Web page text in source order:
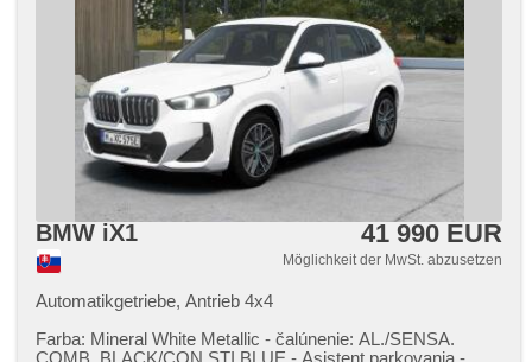
BMW iX1 41 990 EUR
Möglichkeit der MwSt. abzusetzen
Automatikgetriebe, Antrieb 4x4
Farba: Mineral White Metallic ​- čalúnenie: AL./SENSA.
COMB. BLACK/CON.STI.BLUE ​- Asistent parkovania ​-